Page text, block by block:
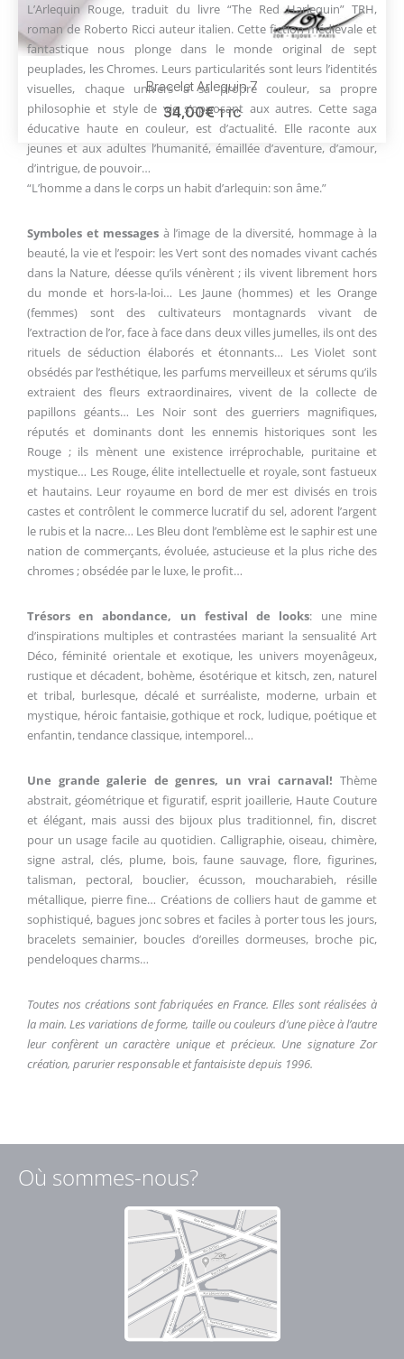
Bracelet Arlequin 7
34,00€ TTC
L’Arlequin Rouge, traduit du livre “The Red Harlequin” TRH,
roman de Roberto Ricci auteur italien. Cette fiction médiévale et
fantastique nous plonge dans le monde original de sept
peuplades, les Chromes. Leurs particularités sont leurs l’identités
visuelles, chaque univers a sa propre couleur, sa propre
philosophie et style de vie s’opposant aux autres. Cette saga
éducative haute en couleur, est d’actualité. Elle raconte aux
jeunes et aux adultes l’humanité, émaillée d’aventure, d’amour,
d’intrigue, de pouvoir…
“L’homme a dans le corps un habit d’arlequin: son âme.”
Symboles et messages à l’image de la diversité, hommage à la
beauté, la vie et l’espoir: les Vert sont des nomades vivant cachés
dans la Nature, déesse qu’ils vénèrent ; ils vivent librement hors
du monde et hors-la-loi… Les Jaune (hommes) et les Orange
(femmes) sont des cultivateurs montagnards vivant de
l’extraction de l’or, face à face dans deux villes jumelles, ils ont des
rituels de séduction élaborés et étonnants… Les Violet sont
obsédés par l’esthétique, les parfums merveilleux et sérums qu’ils
extraient des fleurs extraordinaires, vivent de la collecte de
papillons géants… Les Noir sont des guerriers magnifiques,
réputés et dominants dont les ennemis historiques sont les
Rouge ; ils mènent une existence irréprochable, puritaine et
mystique… Les Rouge, élite intellectuelle et royale, sont fastueux
et hautains. Leur royaume en bord de mer est divisés en trois
castes et contrôlent le commerce lucratif du sel, adorent l’argent
le rubis et la nacre… Les Bleu dont l’emblème est le saphir est une
nation de commerçants, évoluée, astucieuse et la plus riche des
chromes ; obsédée par le luxe, le profit…
Trésors en abondance, un festival de looks: une mine
d’inspirations multiples et contrastées mariant la sensualité Art
Déco, féminité orientale et exotique, les univers moyenâgeux,
rustique et décadent, bohème, ésotérique et kitsch, zen, naturel
et tribal, burlesque, décalé et surréaliste, moderne, urbain et
mystique, héroic fantaisie, gothique et rock, ludique, poétique et
enfantin, tendance classique, intemporel…
Une grande galerie de genres, un vrai carnaval! Thème
abstrait, géométrique et figuratif, esprit joaillerie, Haute Couture
et élégant, mais aussi des bijoux plus traditionnel, fin, discret
pour un usage facile au quotidien. Calligraphie, oiseau, chimère,
signe astral, clés, plume, bois, faune sauvage, flore, figurines,
talisman, pectoral, bouclier, écusson, moucharabieh, résille
métallique, pierre fine… Créations de colliers haut de gamme et
sophistiqué, bagues jonc sobres et faciles à porter tous les jours,
bracelets semainier, boucles d’oreilles dormeuses, broche pic,
pendeloques charms…
Toutes nos créations sont fabriquées en France. Elles sont réalisées à
la main. Les variations de forme, taille ou couleurs d’une pièce à l’autre
leur confèrent un caractère unique et précieux. Une signature Zor
création, parurier responsable et fantaisiste depuis 1996.
Où sommes-nous?